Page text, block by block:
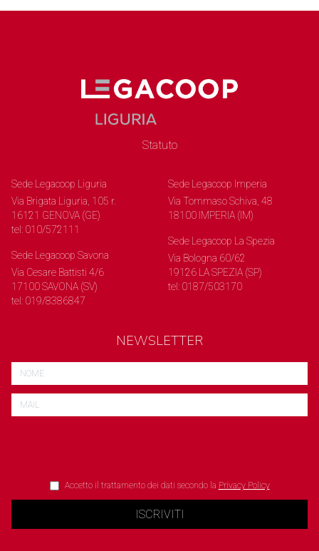
Statuto
Sede Legacoop Liguria
Via Brigata Liguria, 105 r.
16121 GENOVA (GE)
tel: 010/572111
Sede Legacoop Savona
Via Cesare Battisti 4/6
17100 SAVONA (SV)
tel: 019/8386847
Sede Legacoop Imperia
Via Tommaso Schiva, 48
18100 IMPERIA (IM)
Sede Legacoop La Spezia
Via Bologna 60/62
19126 LA SPEZIA (SP)
tel: 0187/503170
NEWSLETTER
Accetto il trattamento dei dati secondo la Privacy Policy
ISCRIVITI